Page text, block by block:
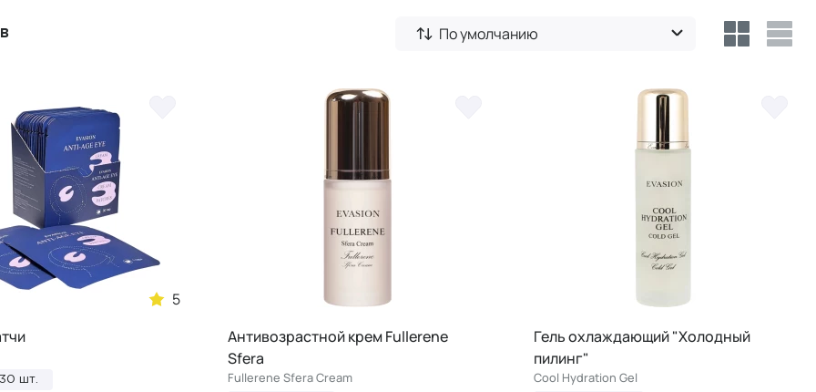
По умолчанию
5
шт.
Антивозрастной крем Fullerene
Sfera
Fullerene Sfera Cream
Гель охлаждающий "Холодный
пилинг"
Cool Hydration Gel